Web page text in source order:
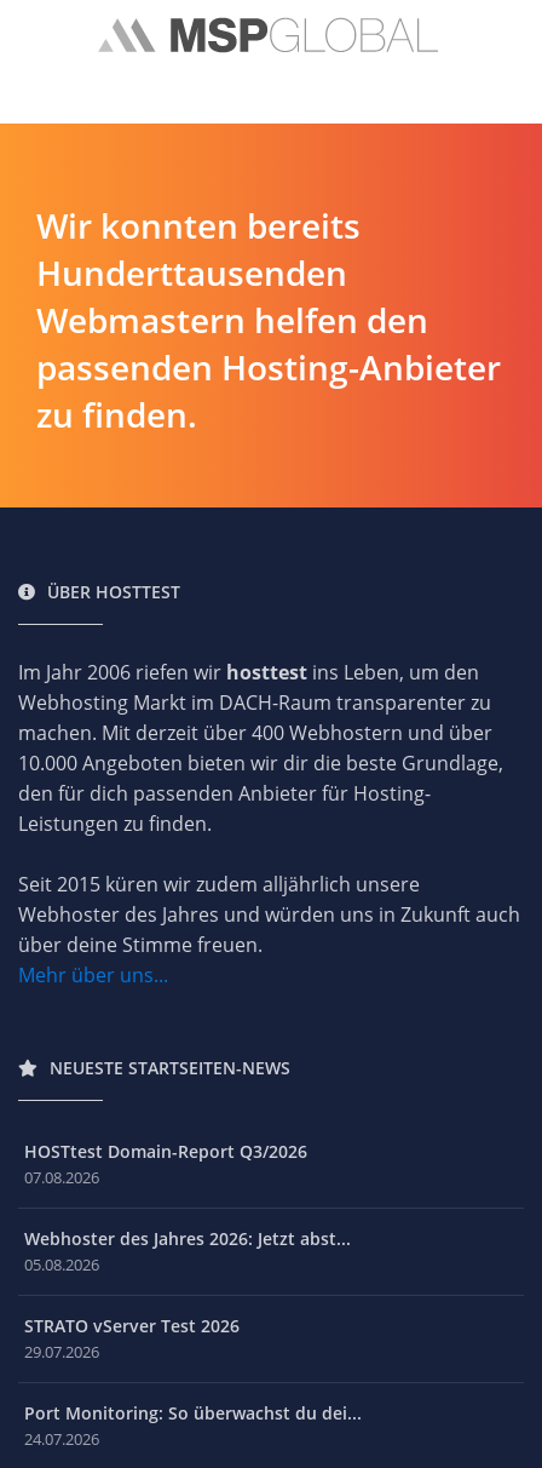
Wir konnten bereits
Hunderttausenden
Webmastern helfen den
passenden Hosting-Anbieter
zu finden.
ÜBER HOSTTEST
Im Jahr 2006 riefen wir hosttest ins Leben, um den
Webhosting Markt im DACH-Raum transparenter zu
machen. Mit derzeit über 400 Webhostern und über
10.000 Angeboten bieten wir dir die beste Grundlage,
den für dich passenden Anbieter für Hosting-
Leistungen zu finden.
Seit 2015 küren wir zudem alljährlich unsere
Webhoster des Jahres und würden uns in Zukunft auch
über deine Stimme freuen.
Mehr über uns...
NEUESTE STARTSEITEN-NEWS
HOSTtest Domain-Report Q3/2026
07.08.2026
Webhoster des Jahres 2026: Jetzt abst...
05.08.2026
STRATO vServer Test 2026
29.07.2026
Port Monitoring: So überwachst du dei...
24.07.2026